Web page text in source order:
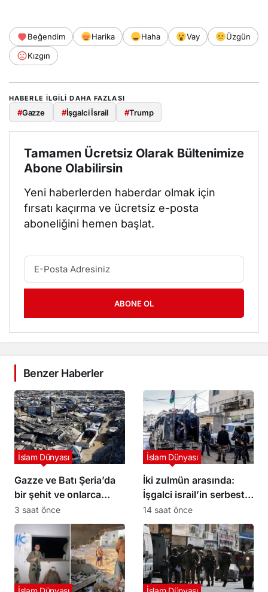
Beğendim Harika Haha Vay
Üzgün
Kızgın
HABERLE ILGILI DAHA FAZLASI
#Gazze #İşgalci İsrail #Trump
Tamamen Ücretsiz Olarak Bültenimize
Abone Olabilirsin
Yeni haberlerden haberdar olmak için
fırsatı kaçırma ve ücretsiz e-posta
aboneliğini hemen başlat.
ABONE OL
Benzer Haberler
Gazze ve Batı Şeria’da
bir şehit ve onlarca
yaralı
İslam Dünyası
3 saat önce
İki zulmün arasında:
İşgalci israil’in serbest
bıraktığı Filistinli
mahkumları Abbas
yönetimi gözaltına aldı
İslam Dünyası
14 saat önce